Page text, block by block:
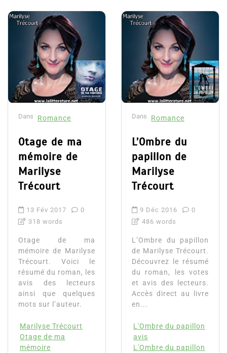
Dans Romance
Otage de ma
mémoire de
Marilyse
Trécourt
13 Fév 2017
0
318 words
Otage de ma
mémoire de Marilyse
Trécourt. Voici le
résumé du roman, les
avis des lecteurs
ainsi que quelques
mots sur l’auteur.
Marilyse Trécourt
Otage de ma
mémoire
Dans Romance
L’Ombre du
papillon de
Marilyse
Trécourt
9 Déc 2016
0
486 words
L’Ombre du papillon
de Marilyse Trécourt.
Découvrez le résumé
du roman, les votes
et avis des lecteurs.
Accès direct au livre
en...
L'Ombre du papillon
avis
L'Ombre du papillon